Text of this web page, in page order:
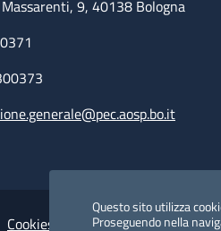
Questo sito utilizza
Proseguendo nella
9, 40138 Bologna
section
Cookies Policy Policy privacy